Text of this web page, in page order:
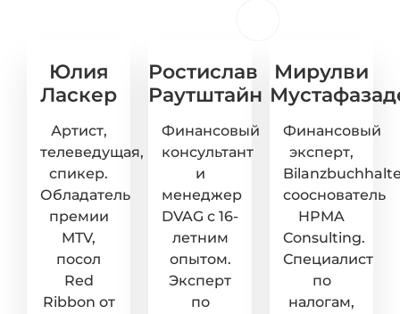
Юлия
Ласкер
Артист,
телеведущая,
спикер.
Обладатель
премии
MTV,
посол
Red
Ribbon от
Ростислав
Раутштайн
Финансовый
консультант
и
менеджер
DVAG с 16-
летним
опытом.
Эксперт
по
Мирулви
Финансовый
эксперт,
сооснователь
HPMA
Consulting.
Специалист
по
налогам,